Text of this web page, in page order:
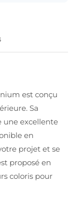
est conçu
Sa
une excellente
en
projet et se
proposé en
coloris pour